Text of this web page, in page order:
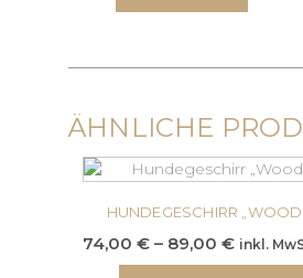
ÄHNLICHE
HUNDEGESCHIRR
74,00 € – 89,00 €
74,00 €
inkl.